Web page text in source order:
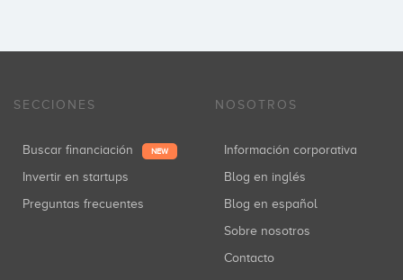
SECCIONES
Buscar financiación NEW
Invertir en startups
Preguntas frecuentes
NOSOTROS
Información corporativa
Blog en inglés
Blog en español
Sobre nosotros
Contacto